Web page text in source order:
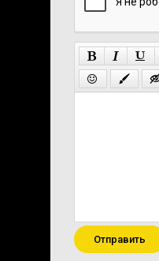
Отправить